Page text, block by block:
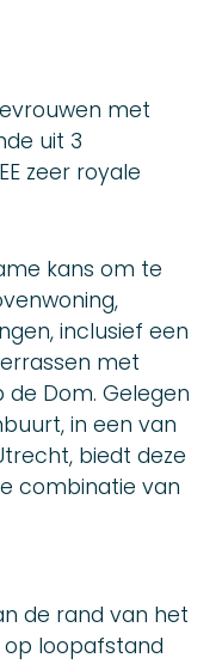
met
uit 3
zeer royale
kans om te
inclusief een
met
Dom. Gelegen
in een van
biedt deze
combinatie van
de rand van het
loopafstand